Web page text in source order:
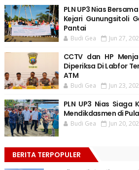
PLN UP3 Nias
Kejari Gunungsitoli
Pantai
Budi Gea Jun 27,
CCTV dan HP
Diperiksa Di Labfor
ATM
Budi Gea Jun 23,
PLN UP3 Nias Siaga
Mendikdasmen di
Budi Gea Jun 20,
BERITA TERPOPULER